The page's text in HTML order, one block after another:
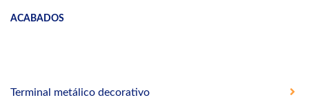
ACABADOS
Terminal metálico decorativo